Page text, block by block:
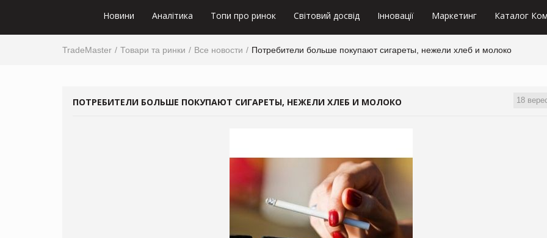
Новини Аналітика Топи про ринок Світовий досвід Інновації Маркетинг Каталог
TradeMaster Товари та ринки Все новости Потребители больше покупают сигареты, нежели хлеб и молоко
18
ПОТРЕБИТЕЛИ БОЛЬШЕ ПОКУПАЮТ СИГАРЕТЫ, НЕЖЕЛИ ХЛЕБ И МОЛОКО